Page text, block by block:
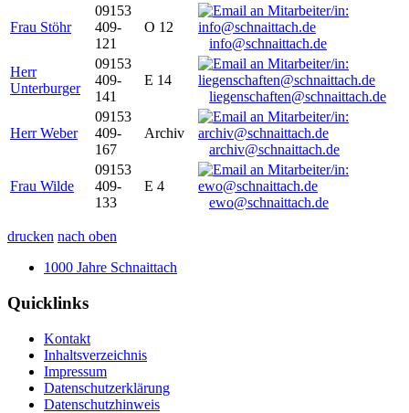
Frau Stöhr
09153
409-
121
O 12
info@schnaittach.de
Herr
Unterburger
09153
409-
141
E 14
liegenschaften@schnaittach.de
Herr Weber
09153
409-
167
Archiv
archiv@schnaittach.de
Frau Wilde
09153
409-
133
E 4
ewo@schnaittach.de
drucken nach oben
1000 Jahre Schnaittach
Quicklinks
Kontakt
Inhaltsverzeichnis
Impressum
Datenschutzerklärung
Datenschutzhinweis